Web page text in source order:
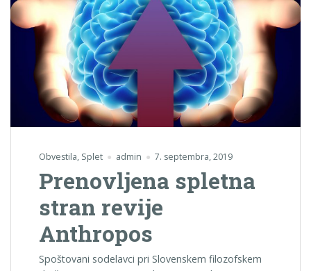
Obvestila, Splet admin 7. septembra, 2019
Prenovljena spletna
stran revije
Anthropos
Spoštovani sodelavci pri Slovenskem filozofskem